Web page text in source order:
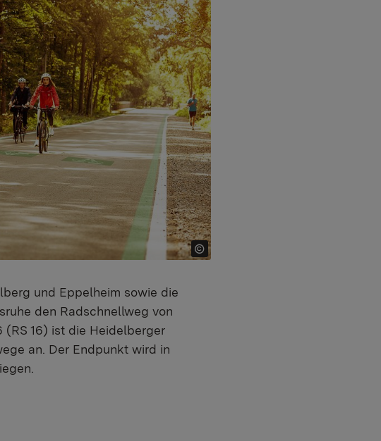
und Eppelheim sowie die
den Radschnellweg von
16) ist die Heidelberger
an. Der Endpunkt wird in